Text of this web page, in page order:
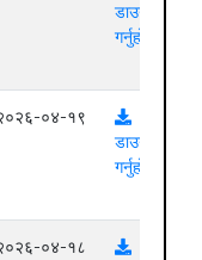
डाउनलोड
गर्नुहोस्
०४-१९
डाउनलोड
गर्नुहोस्
०४-१८